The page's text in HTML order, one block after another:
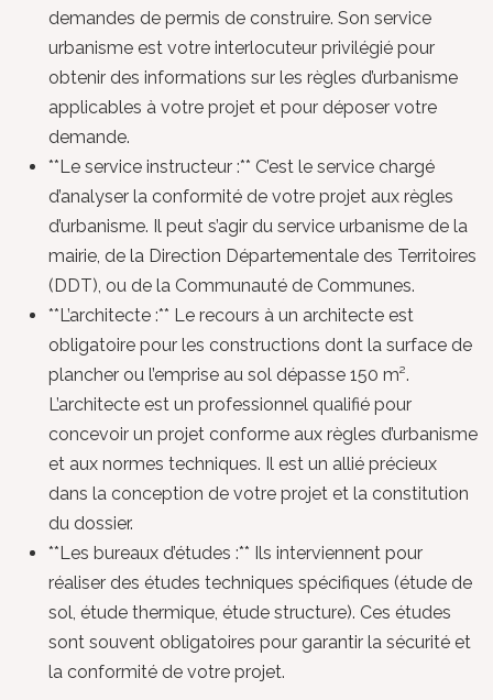
demandes de permis de construire. Son service
urbanisme est votre interlocuteur privilégié pour
obtenir des informations sur les règles d’urbanisme
applicables à votre projet et pour déposer votre
demande.
**Le service instructeur :** C’est le service chargé
d’analyser la conformité de votre projet aux règles
d’urbanisme. Il peut s’agir du service urbanisme de la
mairie, de la Direction Départementale des Territoires
(DDT), ou de la Communauté de Communes.
**L’architecte :** Le recours à un architecte est
obligatoire pour les constructions dont la surface de
plancher ou l’emprise au sol dépasse 150 m².
L’architecte est un professionnel qualifié pour
concevoir un projet conforme aux règles d’urbanisme
et aux normes techniques. Il est un allié précieux
dans la conception de votre projet et la constitution
du dossier.
**Les bureaux d’études :** Ils interviennent pour
réaliser des études techniques spécifiques (étude de
sol, étude thermique, étude structure). Ces études
sont souvent obligatoires pour garantir la sécurité et
la conformité de votre projet.